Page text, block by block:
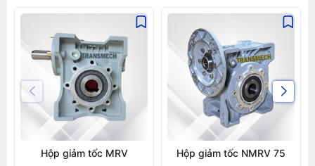
Hộp giảm tốc MRV Hộp giảm tốc NMRV 75